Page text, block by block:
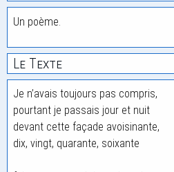
Un poème.
Le Texte
Je n’avais toujours pas compris,
pourtant je passais jour et nuit
devant cette façade avoisinante,
dix, vingt, quarante, soixante